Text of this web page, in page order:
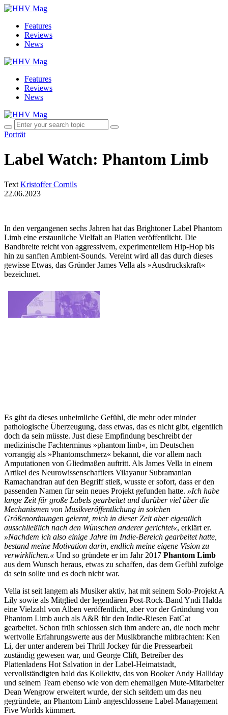
Features
Reviews
News
Features
Reviews
News
Porträt
Label Watch: Phantom Limb
Text Kristoffer Cornils
22.06.2023
In den vergangenen sechs Jahren hat das Brightoner Label Phantom
Limb eine erstaunliche Vielfalt an Platten veröffentlicht. Die
Bandbreite reicht von aggressivem, experimentellem Hip-Hop bis
hin zu sanften Ambient-Sounds. Vereint wird all das durch dieses
gewisse Etwas, das Gründer James Vella als »Ausdruckskraft«
bezeichnet.
Es gibt da dieses unheimliche Gefühl, die mehr oder minder
pathologische Überzeugung, dass etwas, das es nicht gibt, eigentlich
doch da sein müsste. Just diese Empfindung beschreibt der
medizinische Fachterminus »phantom limb«, im Deutschen
vorrangig als »Phantomschmerz« bekannt, die vor allem nach
Amputationen von Gliedmaßen auftritt. Als James Vella in einem
Artikel des Neurowissenschaftlers Vilayanur Subramanian
Ramachandran auf den Begriff stieß, wusste er sofort, dass er den
passenden Namen für sein neues Projekt gefunden hatte. »Ich habe
lange Zeit für große Labels gearbeitet und darüber viel über die
Mechanismen von Musikveröffentlichung in solchen
Größenordnungen gelernt, mich in dieser Zeit aber eigentlich
ausschließlich nach den Wünschen anderer gerichtet«, erklärt er.
»Nachdem ich also einige Jahre im Indie-Bereich gearbeitet hatte,
bestand meine Motivation darin, endlich meine eigene Vision zu
verwirklichen.« Und so gründete er im Jahr 2017 Phantom Limb
aus dem Wunsch heraus, etwas zu schaffen, das dem Gefühl zufolge
da sein sollte und es doch nicht war.
Vella ist seit langem als Musiker aktiv, hat mit seinem Solo-Projekt A
Lily sowie als Mitglied der legendären Post-Rock-Band Yndi Halda
eine Vielzahl von Alben veröffentlicht, aber vor der Gründung von
Phantom Limb auch als A&R für den Indie-Riesen FatCat
gearbeitet. Schon früh schlossen sich ihm andere an, die noch mehr
wertvolle Erfahrungswerte aus der Musikbranche mitbrachten: Ken
Li, der unter anderem bei Thrill Jockey für die Pressearbeit
zuständig gewesen war, und George Clift, Betreiber des
Plattenladens Hot Salvation in der Label-Heimatstadt,
vervollständigten bald das Kollektiv, das von Booker Andy Halliday
und seinem Team ebenso wie von dem ehemaligen Mute-Mitarbeiter
Dean Wengrow erweitert wurde, der sich seitdem um das neu
gegründete, an Phantom Limb angeschlossene Label-Management
Five Worlds kümmert.